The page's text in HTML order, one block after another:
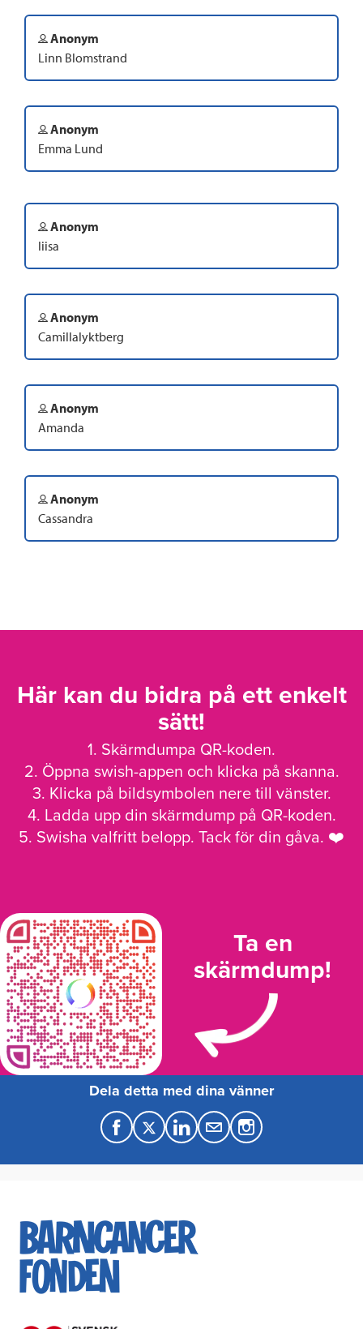
Anonym
Linn Blomstrand
Anonym
Emma Lund
Anonym
liisa
Anonym
Camillalyktberg
Anonym
Amanda
Anonym
Cassandra
Här kan du bidra på ett enkelt
sätt!
1. Skärmdumpa QR-koden.
2. Öppna swish-appen och klicka på skanna.
3. Klicka på bildsymbolen nere till vänster.
4. Ladda upp din skärmdump på QR-koden.
5. Swisha valfritt belopp. Tack för din gåva. ❤️
Ta en
skärmdump!
Dela detta med dina vänner
F
a
e
b
T
w
t
t
L
i
k
e
M
a